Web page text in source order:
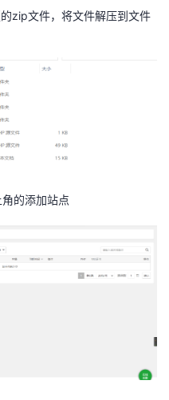
zip文件，将文件解压到文件
的添加站点